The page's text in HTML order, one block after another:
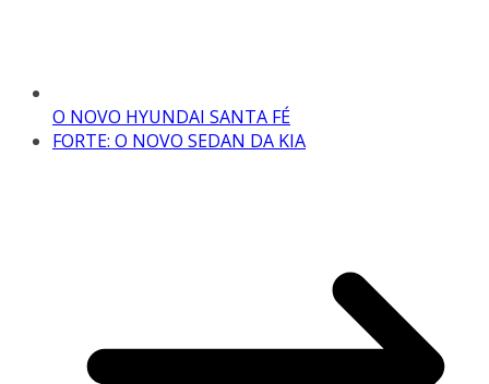
O NOVO HYUNDAI SANTA FÉ
FORTE: O NOVO SEDAN DA KIA